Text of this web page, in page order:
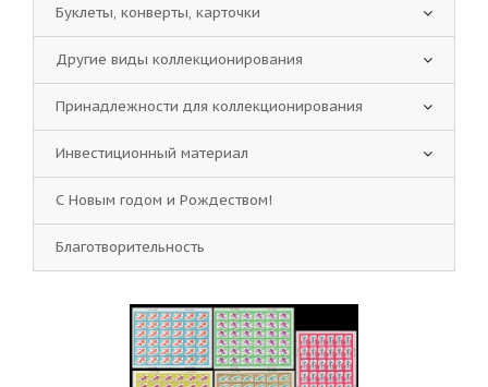
Буклеты, конверты, карточки
Другие виды коллекционирования
Принадлежности для коллекционирования
Инвестиционный материал
С Новым годом и Рождеством!
Благотворительность